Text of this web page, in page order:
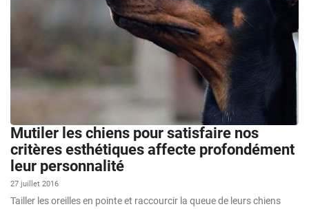
Mutiler les chiens pour satisfaire nos
critères esthétiques affecte profondément
leur personnalité
27 juillet 2016
Tailler les oreilles en pointe et raccourcir la queue de leurs chiens